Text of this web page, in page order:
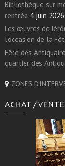
Bibliothèque sur
rentrée 4 juin 2026
Les œuvres de
l’occasion de la
Fête des
quartier des
ZONES
ACHAT /